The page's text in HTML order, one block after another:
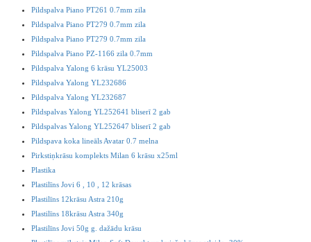
Pildspalva Piano PT261 0.7mm zila
Pildspalva Piano PT279 0.7mm zila
Pildspalva Piano PT279 0.7mm zila
Pildspalva Piano PZ-1166 zila 0.7mm
Pildspalva Yalong 6 krāsu YL25003
Pildspalva Yalong YL232686
Pildspalva Yalong YL232687
Pildspalvas Yalong YL252641 bliserī 2 gab
Pildspalvas Yalong YL252647 bliserī 2 gab
Pildspava koka lineāls Avatar 0.7 melna
Pirkstiņkrāsu komplekts Milan 6 krāsu x25ml
Plastika
Plastilīns Jovi 6 , 10 , 12 krāsas
Plastilīns 12krāsu Astra 210g
Plastilīns 18krāsu Astra 340g
Plastilīns Jovi 50g g. dažādu krāsu